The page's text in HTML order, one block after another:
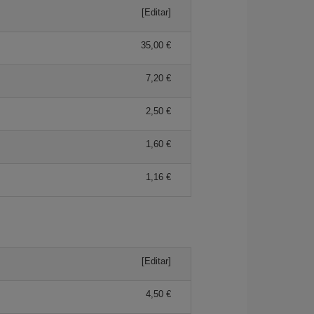
[Editar]
35,00 €
7,20 €
2,50 €
1,60 €
1,16 €
[Editar]
4,50 €